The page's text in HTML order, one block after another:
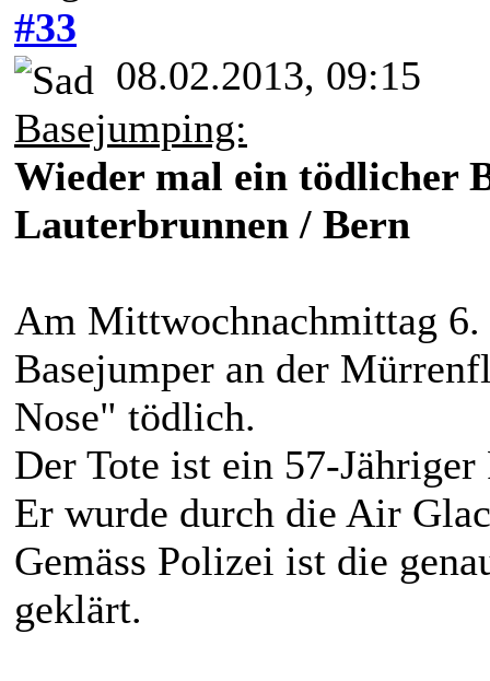
#33
08.02.2013, 09:15
Basejumping:
Wieder mal ein tödlicher
Lauterbrunnen / Bern
Am Mittwochnachmittag
Basejumper an der
Nose" tödlich.
Der Tote ist ein 57-Jähriger
Er wurde durch die Air
Gemäss Polizei ist die
geklärt.